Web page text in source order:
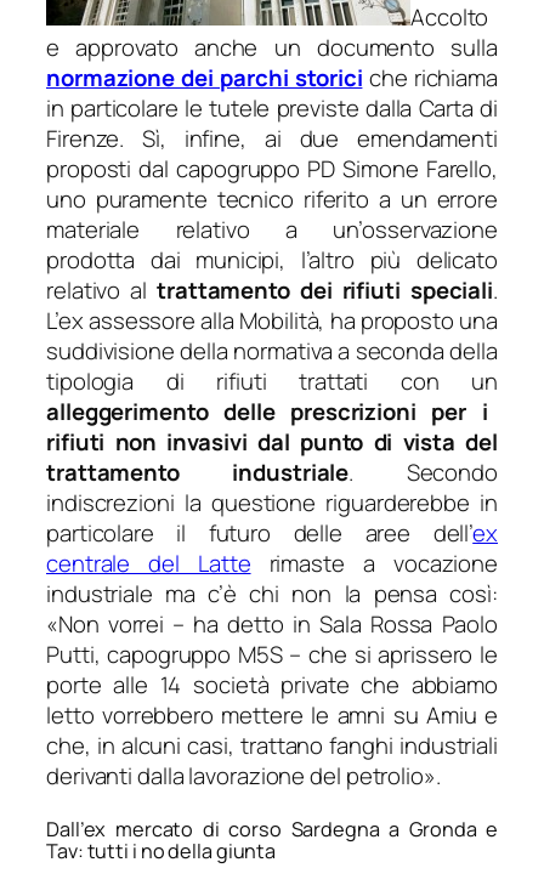
Accolto
e approvato anche un documento sulla
normazione dei parchi storici che richiama
in particolare le tutele previste dalla Carta di
Firenze. Sì, infine, ai due emendamenti
proposti dal capogruppo PD Simone Farello,
uno puramente tecnico riferito a un errore
materiale relativo a un’osservazione
prodotta dai municipi, l’altro più delicato
relativo al trattamento dei rifiuti speciali.
L’ex assessore alla Mobilità, ha proposto una
suddivisione della normativa a seconda della
tipologia di rifiuti trattati con un
alleggerimento delle prescrizioni per i
rifiuti non invasivi dal punto di vista del
trattamento industriale. Secondo
indiscrezioni la questione riguarderebbe in
particolare il futuro delle aree dell’ex
centrale del Latte rimaste a vocazione
industriale ma c’è chi non la pensa così:
«Non vorrei – ha detto in Sala Rossa Paolo
Putti, capogruppo M5S –che si aprissero le
porte alle 14 società private che abbiamo
letto vorrebbero mettere le amni su Amiu e
che, in alcuni casi, trattano fanghi industriali
derivanti dalla lavorazione del petrolio».
Dall’ex mercato di corso Sardegna a Gronda e
Tav: tutti i no della giunta